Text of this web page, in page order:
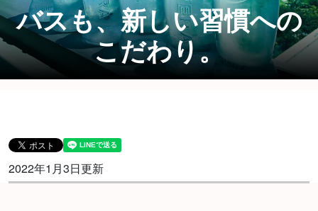
バスも、新しい習慣への
こだわり。
2022年1月3日更新